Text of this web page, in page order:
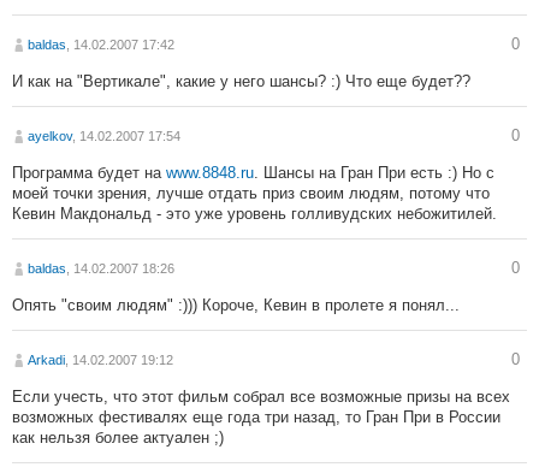
baldas , 14.02.2007 17:42 0
И как на "Вертикале", какие у него шансы? :) Что еще будет??
ayelkov, 14.02.2007 17:54 0
Программа будет на www.8848.ru. Шансы на Гран При есть :) Но с
моей точки зрения, лучше отдать приз своим людям, потому что
Кевин Макдональд - это уже уровень голливудских небожитилей.
baldas , 14.02.2007 18:26 0
Опять "своим людям" :))) Короче, Кевин в пролете я понял...
Arkadi , 14.02.2007 19:12 0
Если учесть, что этот фильм собрал все возможные призы на всех
возможных фестивалях еще года три назад, то Гран При в России
как нельзя более актуален ;)